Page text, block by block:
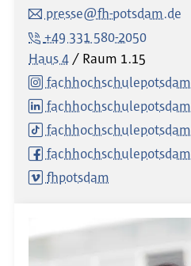
presse@fh-potsdam.de
+49 331 580-2050
Haus 4
Raum 1.15
fachhochschulepotsdam
fachhochschulepotsdam
fachhochschulepotsdam
fachhochschulepotsdam
fhpotsdam